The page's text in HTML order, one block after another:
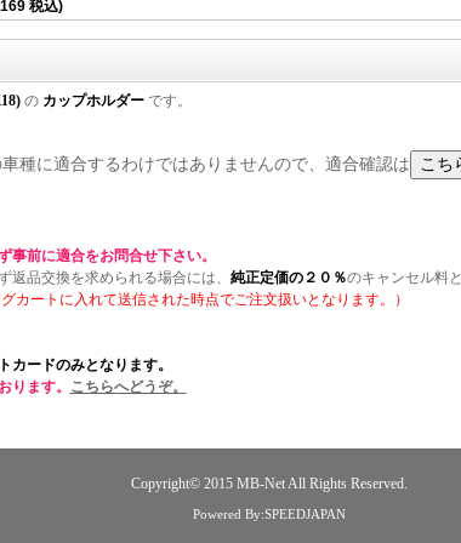
税込)
の カップホルダーです。
種に適合するわけではありませんので、適合確認は
前に適合をお問合せ下さい。
品交換を求められる場合には、 純正定価の２０％のキャンセル料
カートに入れて送信された時点でご注文扱いとなります。）
カードのみとなります。
ります。 こちらへどうぞ。
Copyright© 2015 MB-NetAll Rights Reserved.
Powered By:SPEEDJAPAN